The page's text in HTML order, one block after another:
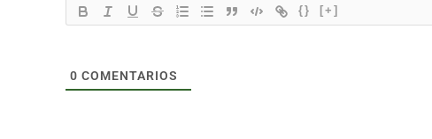
{} [+]
0 COMENTARIOS